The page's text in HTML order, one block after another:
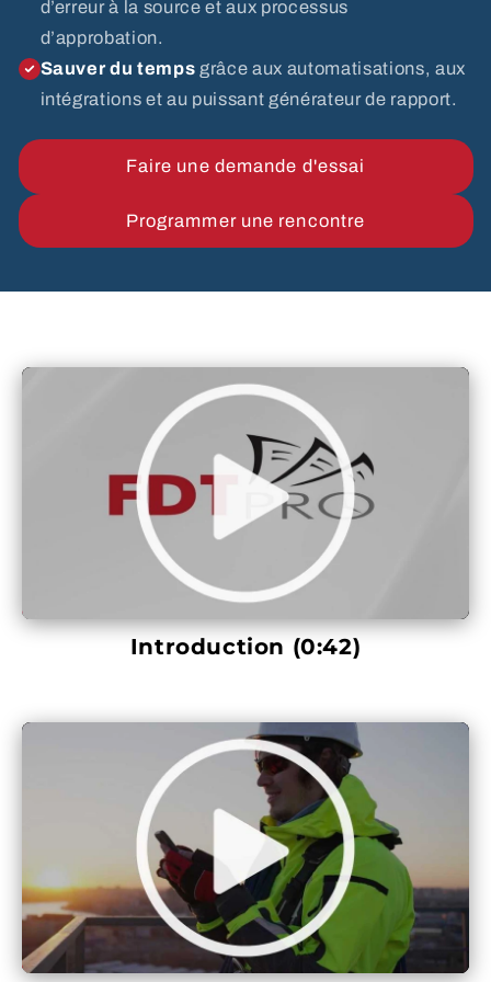
d’erreur à la source et aux processus
d’approbation.
Sauver du tempsgrâce aux automatisations, aux
intégrations et au puissant générateur de rapport.
Faire une demande d'essai
Programmer une rencontre
Introduction (0:42)